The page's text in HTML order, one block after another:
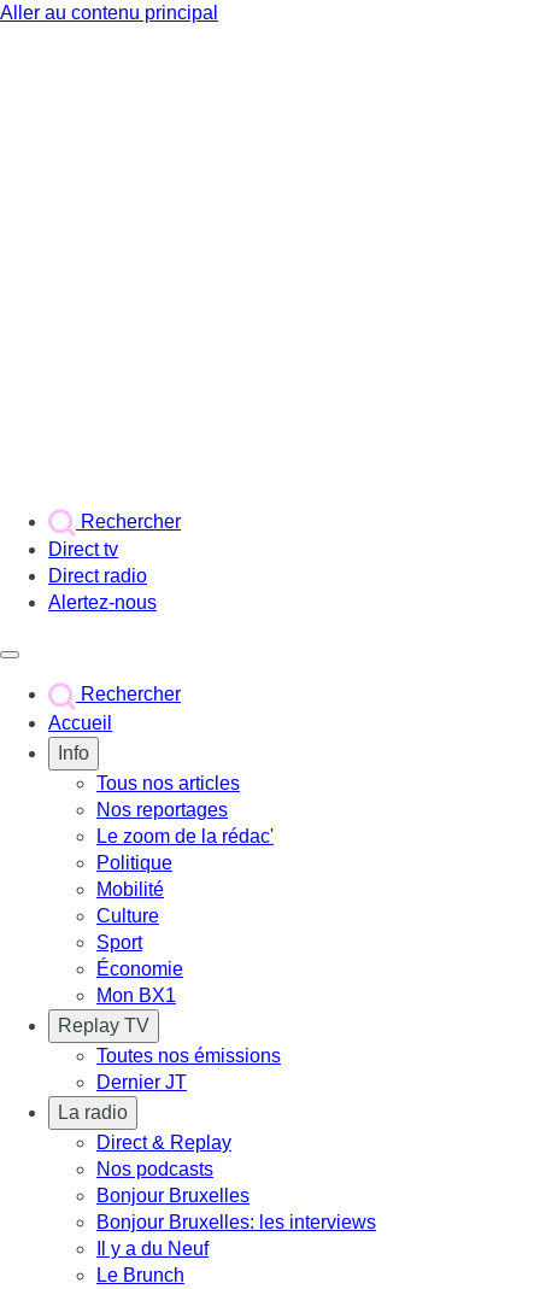
Aller au contenu principal
Rechercher
Direct tv
Direct radio
Alertez-nous
Rechercher
Accueil
Info
Tous nos articles
Nos reportages
Le zoom de la rédac'
Politique
Mobilité
Culture
Sport
Économie
Mon BX1
Replay TV
Toutes nos émissions
Dernier JT
La radio
Direct & Replay
Nos podcasts
Bonjour Bruxelles
Bonjour Bruxelles: les interviews
Il y a du Neuf
Le Brunch